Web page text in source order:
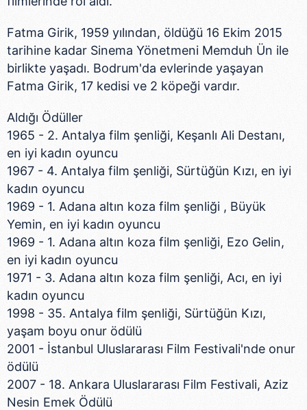
Fatma Girik, 1959 yılından, öldüğü 16 Ekim 2015
tarihine kadar Sinema Yönetmeni Memduh Ün ile
birlikte yaşadı. Bodrum'da evlerinde yaşayan
Fatma Girik, 17 kedisi ve 2 köpeği vardır.
Aldığı Ödüller
1965 - 2. Antalya film şenliği, Keşanlı Ali Destanı,
en iyi kadın oyuncu
1967 - 4. Antalya film şenliği, Sürtüğün Kızı, en iyi
kadın oyuncu
1969 - 1. Adana altın koza film şenliği , Büyük
Yemin, en iyi kadın oyuncu
1969 - 1. Adana altın koza film şenliği, Ezo Gelin,
en iyi kadın oyuncu
1971 - 3. Adana altın koza film şenliği, Acı, en iyi
kadın oyuncu
1998 - 35. Antalya film şenliği, Sürtüğün Kızı,
yaşam boyu onur ödülü
2001 - İstanbul Uluslararası Film Festivali'nde onur
ödülü
2007 - 18. Ankara Uluslararası Film Festivali, Aziz
Nesin Emek Ödülü